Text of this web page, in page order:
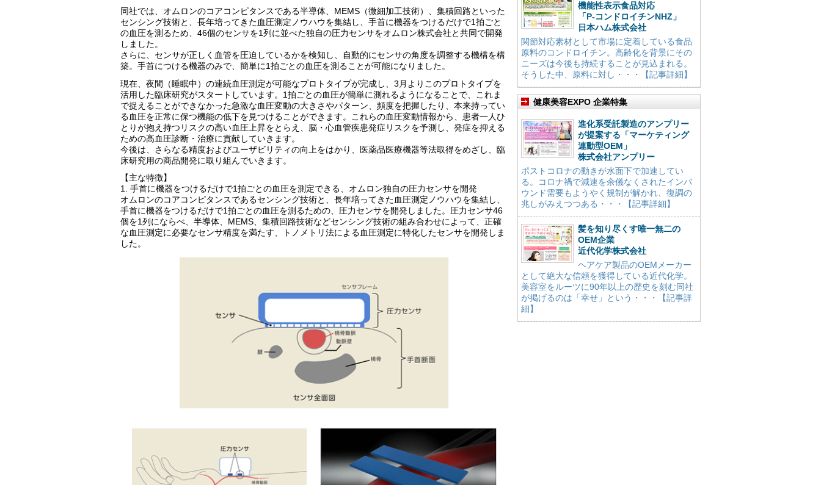
同社では、オムロンのコアコンピタンスである半導体、MEMS（微細加工技術）、集積回路といった
センシング技術と、長年培ってきた血圧測定ノウハウを集結し、手首に機器をつけるだけで1拍ごと
の血圧を測るため、46個のセンサを1列に並べた独自の圧力センサをオムロン株式会社と共同で開発
しました。
さらに、センサが正しく血管を圧迫しているかを検知し、自動的にセンサの角度を調整する機構を構
築。手首につける機器のみで、簡単に1拍ごとの血圧を測ることが可能になりました。
現在、夜間（睡眠中）の連続血圧測定が可能なプロトタイプが完成し、3月よりこのプロトタイプを
活用した臨床研究がスタートしています。1拍ごとの血圧が簡単に測れるようになることで、これま
で捉えることができなかった急激な血圧変動の大きさやパターン、頻度を把握したり、本来持ってい
る血圧を正常に保つ機能の低下を見つけることができます。これらの血圧変動情報から、患者一人ひ
とりが抱え持つリスクの高い血圧上昇をとらえ、脳・心血管疾患発症リスクを予測し、発症を抑える
ための高血圧診断・治療に貢献していきます。
今後は、さらなる精度およびユーザビリティの向上をはかり、医薬品医療機器等法取得をめざし、臨
床研究用の商品開発に取り組んでいきます。
【主な特徴】
1. 手首に機器をつけるだけで1拍ごとの血圧を測定できる、オムロン独自の圧力センサを開発
オムロンのコアコンピタンスであるセンシング技術と、長年培ってきた血圧測定ノウハウを集結し、
手首に機器をつけるだけで1拍ごとの血圧を測るための、圧力センサを開発しました。圧力センサ46
個を1列にならべ、半導体、MEMS、集積回路技術などセンシング技術の組み合わせによって、正確
な血圧測定に必要なセンサ精度を満たす、トノメトリ法による血圧測定に特化したセンサを開発しま
した。
機能性表示食品対応
「P-コンドロイチンNHZ」
日本ハム株式会社
関節対応素材として市場に定着している食品
原料のコンドロイチン。高齢化を背景にその
ニーズは今後も持続することが見込まれる。
そうした中、原料に対し・・・【記事詳細】
健康美容EXPO 企業特集
進化系受託製造のアンプリー
が提案する「マーケティング
連動型OEM」
株式会社アンプリー
ポストコロナの動きが水面下で加速してい
る。コロナ禍で減速を余儀なくされたインバ
ウンド需要もようやく規制が解かれ、復調の
兆しがみえつつある・・・【記事詳細】
髪を知り尽くす唯一無二の
OEM企業
近代化学株式会社
ヘアケア製品のOEMメーカー
として絶大な信頼を獲得している近代化学。
美容室をルーツに90年以上の歴史を刻む同社
が掲げるのは「幸せ」という・・・【記事詳
細】